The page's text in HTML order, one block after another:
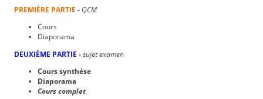
PREMIÈRE PARTIE - QCM
Cours
Diaporama
DEUXIÈME PARTIE -sujet examen
Cours synthèse
Diaporama
Cours complet